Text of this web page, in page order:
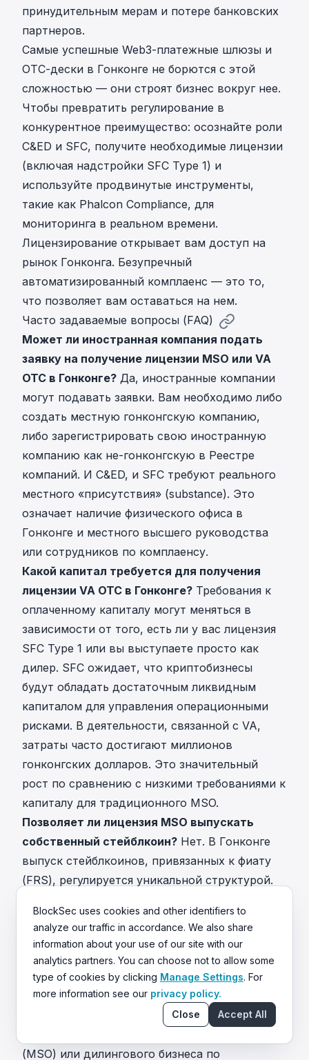
принудительным мерам и потере банковских
партнеров.
Самые успешные Web3-платежные шлюзы и
OTC-дески в Гонконге не борются с этой
сложностью — они строят бизнес вокруг нее.
Чтобы превратить регулирование в
конкурентное преимущество: осознайте роли
C&ED и SFC, получите необходимые лицензии
(включая надстройки SFC Type 1) и
используйте продвинутые инструменты,
такие как Phalcon Compliance, для
мониторинга в реальном времени.
Лицензирование открывает вам доступ на
рынок Гонконга. Безупречный
автоматизированный комплаенс — это то,
что позволяет вам оставаться на нем.
Часто задаваемые вопросы (FAQ)
Может ли иностранная компания подать
заявку на получение лицензии MSO или VA
OTC в Гонконге? Да, иностранные компании
могут подавать заявки. Вам необходимо либо
создать местную гонконгскую компанию,
либо зарегистрировать свою иностранную
компанию как не-гонконгскую в Реестре
компаний. И C&ED, и SFC требуют реального
местного «присутствия» (substance). Это
означает наличие физического офиса в
Гонконге и местного высшего руководства
или сотрудников по комплаенсу.
Какой капитал требуется для получения
лицензии VA OTC в Гонконге? Требования к
оплаченному капиталу могут меняться в
зависимости от того, есть ли у вас лицензия
SFC Type 1 или вы выступаете просто как
дилер. SFC ожидает, что криптобизнесы
будут обладать достаточным ликвидным
капиталом для управления операционными
рисками. В деятельности, связанной с VA,
затраты часто достигают миллионов
гонконгских долларов. Это значительный
рост по сравнению с низкими требованиями к
капиталу для традиционного MSO.
Позволяет ли лицензия MSO выпускать
собственный стейблкоин? Нет. В Гонконге
выпуск стейблкоинов, привязанных к фиату
(FRS), регулируется уникальной структурой.
управление Гонконга (HKMA). Лицензия MSO
позволяет только переводы и обмен фиатных
денег. Напротив, лицензия VA OTC
охватывает торговлю стейблкоинами.
Какие штрафы грозят за работу OTC-
криптодеска без лицензии?Работа
(MSO) или дилингового бизнеса по
BlockSec uses cookies and other identifiers to
analyze our traffic in accordance. We also share
information about your use of our site with our
analytics partners. You can choose not to allow some
type of cookies by clicking Manage Settings. For
more information see our privacy policy.
Close
Accept All